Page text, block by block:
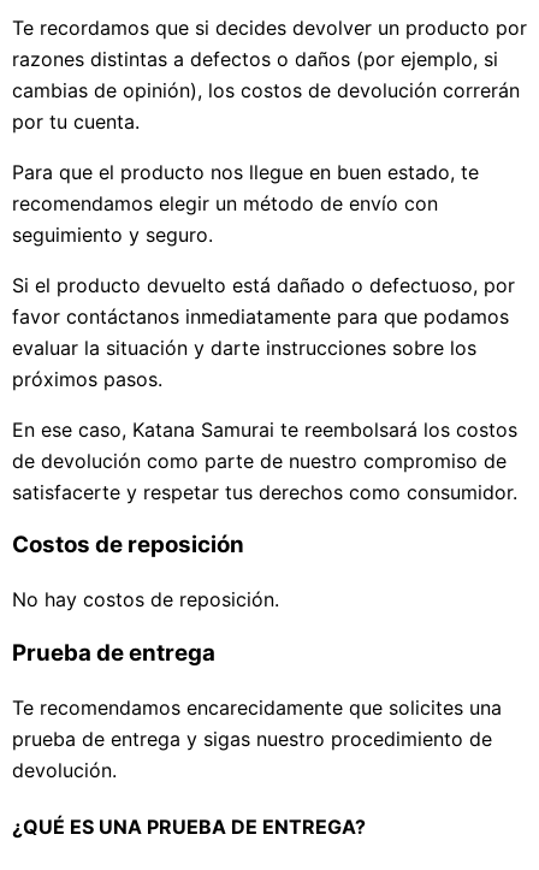
Te recordamos que si decides devolver un producto por
razones distintas a defectos o daños (por ejemplo, si
cambias de opinión), los costos de devolución correrán
por tu cuenta.
Para que el producto nos llegue en buen estado, te
recomendamos elegir un método de envío con
seguimiento y seguro.
Si el producto devuelto está dañado o defectuoso, por
favor contáctanos inmediatamente para que podamos
evaluar la situación y darte instrucciones sobre los
próximos pasos.
En ese caso, Katana Samurai te reembolsará los costos
de devolución como parte de nuestro compromiso de
satisfacerte y respetar tus derechos como consumidor.
Costos de reposición
No hay costos de reposición.
Prueba de entrega
Te recomendamos encarecidamente que solicites una
prueba de entrega y sigas nuestro procedimiento de
devolución.
¿QUÉ ES UNA PRUEBA DE ENTREGA?